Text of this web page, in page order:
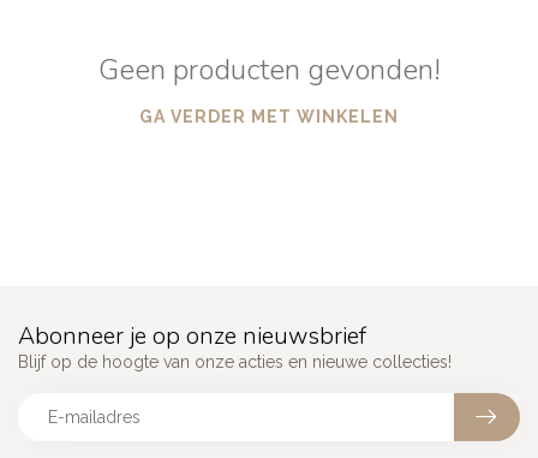
Geen producten gevonden!
GA VERDER MET WINKELEN
Abonneer je op onze nieuwsbrief
Blijf op de hoogte van onze acties en nieuwe collecties!